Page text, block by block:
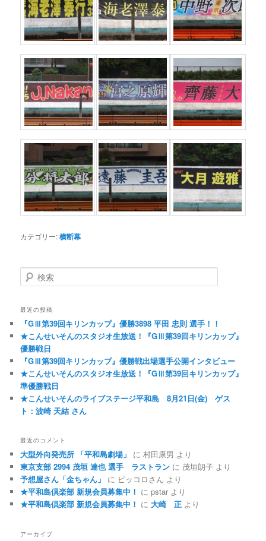
カテゴリー:横断幕
検索
最近の投稿
『GⅢ第39回キリンカップ』優勝3898 平田 忠則 選手！！
★こんせいそんのスタジオ生放送！『GⅢ第39回キリンカップ』
優勝戦日
『GⅢ第39回キリンカップ』優勝戦出場選手公開インタビュー
★こんせいそんのスタジオ生放送！『GⅢ第39回キリンカップ』
準優勝戦日
★こんせいそんのライブステージ平和島 8月21日(金) ゲス
ト：波崎 天結 さん
最近のコメント
大型外向発売所 「平和島劇場」 に村田康男 より
東京支部 2994 茂垣 達也 選手 ラストラン に 茂垣朗子 より
予想屋さん「金ちゃん」
に ピッコロさん より
★平和島倶楽部 新規会員募集中！ にpstar より
★平和島倶楽部 新規会員募集中！ に大崎 正 より
アーカイブ